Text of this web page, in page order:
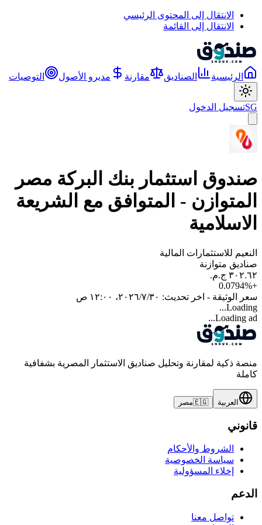
الانتقال إلى المحتوى الرئيسي
الانتقال إلى القائمة
الرئيسية الصناديق مقارنة مديرو الأصول التوصيات
SGتسجيل الدخول
صندوق استثمار بنك البركة مصر
المتوازن - المتوافق مع الشريعة
الاسلامية
النعيم للاستثمارات المالية
صناديق متوازنة
+
0.0794%
سعر الوثيقة - اخر تحديث: ٣٠‏/٧‏/٢٠٢٦، ١٢:٠٠ ص
Loading...
Loading ad...
منصة ذكية لمقارنة وتحليل صناديق الاستثمار المصرية بشفافية
كاملة
العربية 🇪🇬مصر
قانوني
الشروط والأحكام
سياسة الخصوصية
إخلاء المسؤولية
الدعم
تواصل معنا